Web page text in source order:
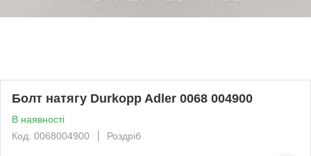
Болт натягу Durkopp Adler 0068 004900
В наявності
Код: 0068004900
Роздріб